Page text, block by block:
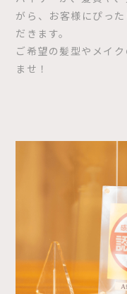
がら、お客様にぴっ
だきます。
ご希望の髪型やメイ
ませ！